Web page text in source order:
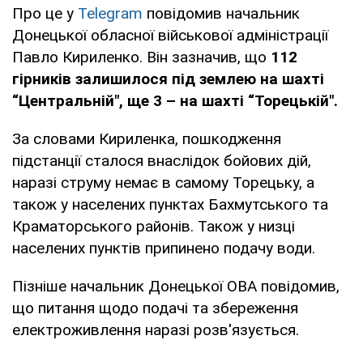
Про це у Telegram повідомив начальник
Донецької обласної військової адміністрації
Павло Кириленко. Він зазначив, що 112
гірників залишилося під землею на шахті
“Центральній", ще 3 – на шахті “Торецькій".
За словами Кириленка, пошкодження
підстанції сталося внаслідок бойових дій,
наразі струму немає в самому Торецьку, а
також у населених пунктах Бахмутського та
Краматорського районів. Також у низці
населених пунктів припинено подачу води.
Пізніше начальник Донецької ОВА повідомив,
що питання щодо подачі та збереження
електроживлення наразі розв'язується.